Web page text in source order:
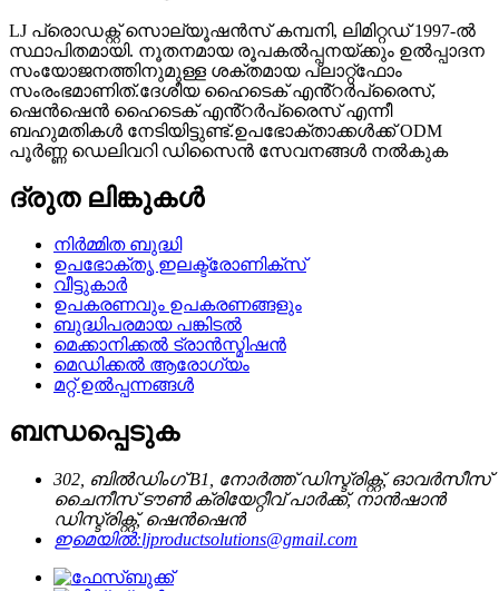
LJ പ്രൊഡക്റ്റ് സൊല്യൂഷൻസ് കമ്പനി, ലിമിറ്റഡ് 1997-ൽ
സ്ഥാപിതമായി. നൂതനമായ രൂപകൽപ്പനയ്ക്കും ഉൽപ്പാദന
സംയോജനത്തിനുമുള്ള ശക്തമായ പ്ലാറ്റ്ഫോം
സംരംഭമാണിത്.ദേശീയ ഹൈടെക് എൻ്റർപ്രൈസ്,
ഷെൻഷെൻ ഹൈടെക് എൻ്റർപ്രൈസ് എന്നീ
ബഹുമതികൾ നേടിയിട്ടുണ്ട്.ഉപഭോക്താക്കൾക്ക് ODM
പൂർണ്ണ ഡെലിവറി ഡിസൈൻ സേവനങ്ങൾ നൽകുക
ദ്രുത ലിങ്കുകൾ
നിർമ്മിത ബുദ്ധി
ഉപഭോക്തൃ ഇലക്ട്രോണിക്സ്
വീട്ടുകാർ
ഉപകരണവും ഉപകരണങ്ങളും
ബുദ്ധിപരമായ പങ്കിടൽ
മെക്കാനിക്കൽ ട്രാൻസ്മിഷൻ
മെഡിക്കൽ ആരോഗ്യം
മറ്റ് ഉൽപ്പന്നങ്ങൾ
ബന്ധപ്പെടുക
302, ബിൽഡിംഗ് B1, നോർത്ത് ഡിസ്ട്രിക്റ്റ്, ഓവർസീസ്
ചൈനീസ് ടൗൺ ക്രിയേറ്റീവ് പാർക്ക്, നാൻഷാൻ
ഡിസ്ട്രിക്റ്റ്, ഷെൻഷെൻ
ഇമെയിൽ:ljproductsolutions@gmail.com